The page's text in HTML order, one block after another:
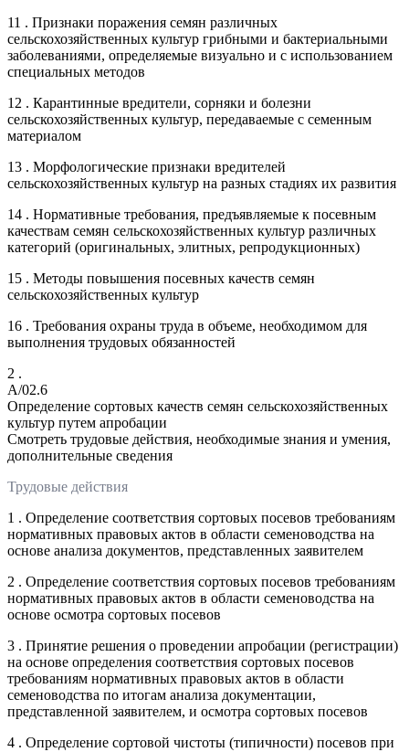
11 . Признаки поражения семян различных
сельскохозяйственных культур грибными и бактериальными
заболеваниями, определяемые визуально и с использованием
специальных методов
12 . Карантинные вредители, сорняки и болезни
сельскохозяйственных культур, передаваемые с семенным
материалом
13 . Морфологические признаки вредителей
сельскохозяйственных культур на разных стадиях их развития
14 . Нормативные требования, предъявляемые к посевным
качествам семян сельскохозяйственных культур различных
категорий (оригинальных, элитных, репродукционных)
15 . Методы повышения посевных качеств семян
сельскохозяйственных культур
16 . Требования охраны труда в объеме, необходимом для
выполнения трудовых обязанностей
2 .
A/02.6
Определение сортовых качеств семян сельскохозяйственных
культур путем апробации
Смотреть трудовые действия, необходимые знания и умения,
дополнительные сведения
Трудовые действия
1 . Определение соответствия сортовых посевов требованиям
нормативных правовых актов в области семеноводства на
основе анализа документов, представленных заявителем
2 . Определение соответствия сортовых посевов требованиям
нормативных правовых актов в области семеноводства на
основе осмотра сортовых посевов
3 . Принятие решения о проведении апробации (регистрации)
на основе определения соответствия сортовых посевов
требованиям нормативных правовых актов в области
семеноводства по итогам анализа документации,
представленной заявителем, и осмотра сортовых посевов
4 . Определение сортовой чистоты (типичности) посевов при